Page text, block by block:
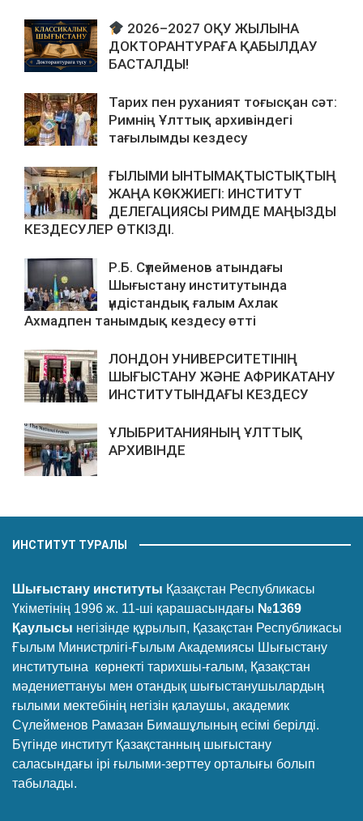
2026–2027 ОҚУ ЖЫЛЫНА
ДОКТОРАНТУРАҒА ҚАБЫЛДАУ
БАСТАЛДЫ!
Тарих пен руханият тоғысқан сәт:
Римнің Ұлттық архивіндегі
тағылымды кездесу
ҒЫЛЫМИ ЫНТЫМАҚТЫСТЫҚТЫҢ
ЖАҢА КӨКЖИЕГІ: ИНСТИТУТ
ДЕЛЕГАЦИЯСЫ РИМДЕ МАҢЫЗДЫ
КЕЗДЕСУЛЕР ӨТКІЗДІ.
Р.Б. Сүлейменов атындағы
Шығыстану институтында
үндістандық ғалым Ахлак
Ахмадпен танымдық кездесу өтті
ЛОНДОН УНИВЕРСИТЕТІНІҢ
ШЫҒЫСТАНУ ЖӘНЕ АФРИКАТАНУ
ИНСТИТУТЫНДАҒЫ КЕЗДЕСУ
ҰЛЫБРИТАНИЯНЫҢ ҰЛТТЫҚ
АРХИВІНДЕ
ИНСТИТУТ ТУРАЛЫ
Шығыстану институты Қазақстан Республикасы
Үкіметінің 1996 ж. 11-ші қарашасындағы №1369
Қаулысы негізінде құрылып, Қазақстан Республикасы
Ғылым Министрлігі-Ғылым Академиясы Шығыстану
институтына көрнекті тарихшы-ғалым, Қазақстан
мәдениеттануы мен отандық шығыстанушылардың
ғылыми мектебінің негізін қалаушы, академик
Сүлейменов Рамазан Бимашұлының есімі берілді.
Бүгінде институт Қазақстанның шығыстану
саласындағы ірі ғылыми-зерттеу орталығы болып
табылады.